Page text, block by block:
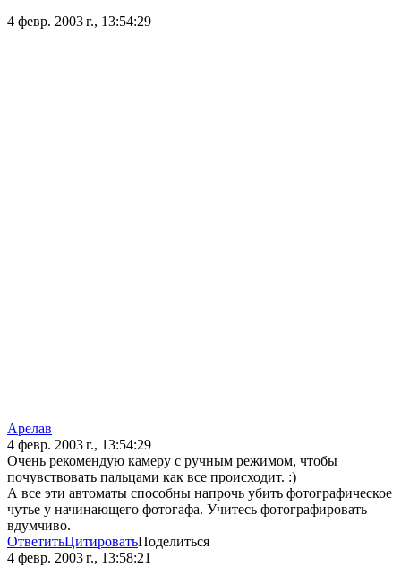
4 февр. 2003 г., 13:54:29
Арелав
4 февр. 2003 г., 13:54:29
Очень рекомендую камеру с ручным режимом, чтобы
почувствовать пальцами как все происходит. :)
А все эти автоматы способны напрочь убить фотографическое
чутье у начинающего фотогафа. Учитесь фотографировать
вдумчиво.
ОтветитьЦитироватьПоделиться
4 февр. 2003 г., 13:58:21